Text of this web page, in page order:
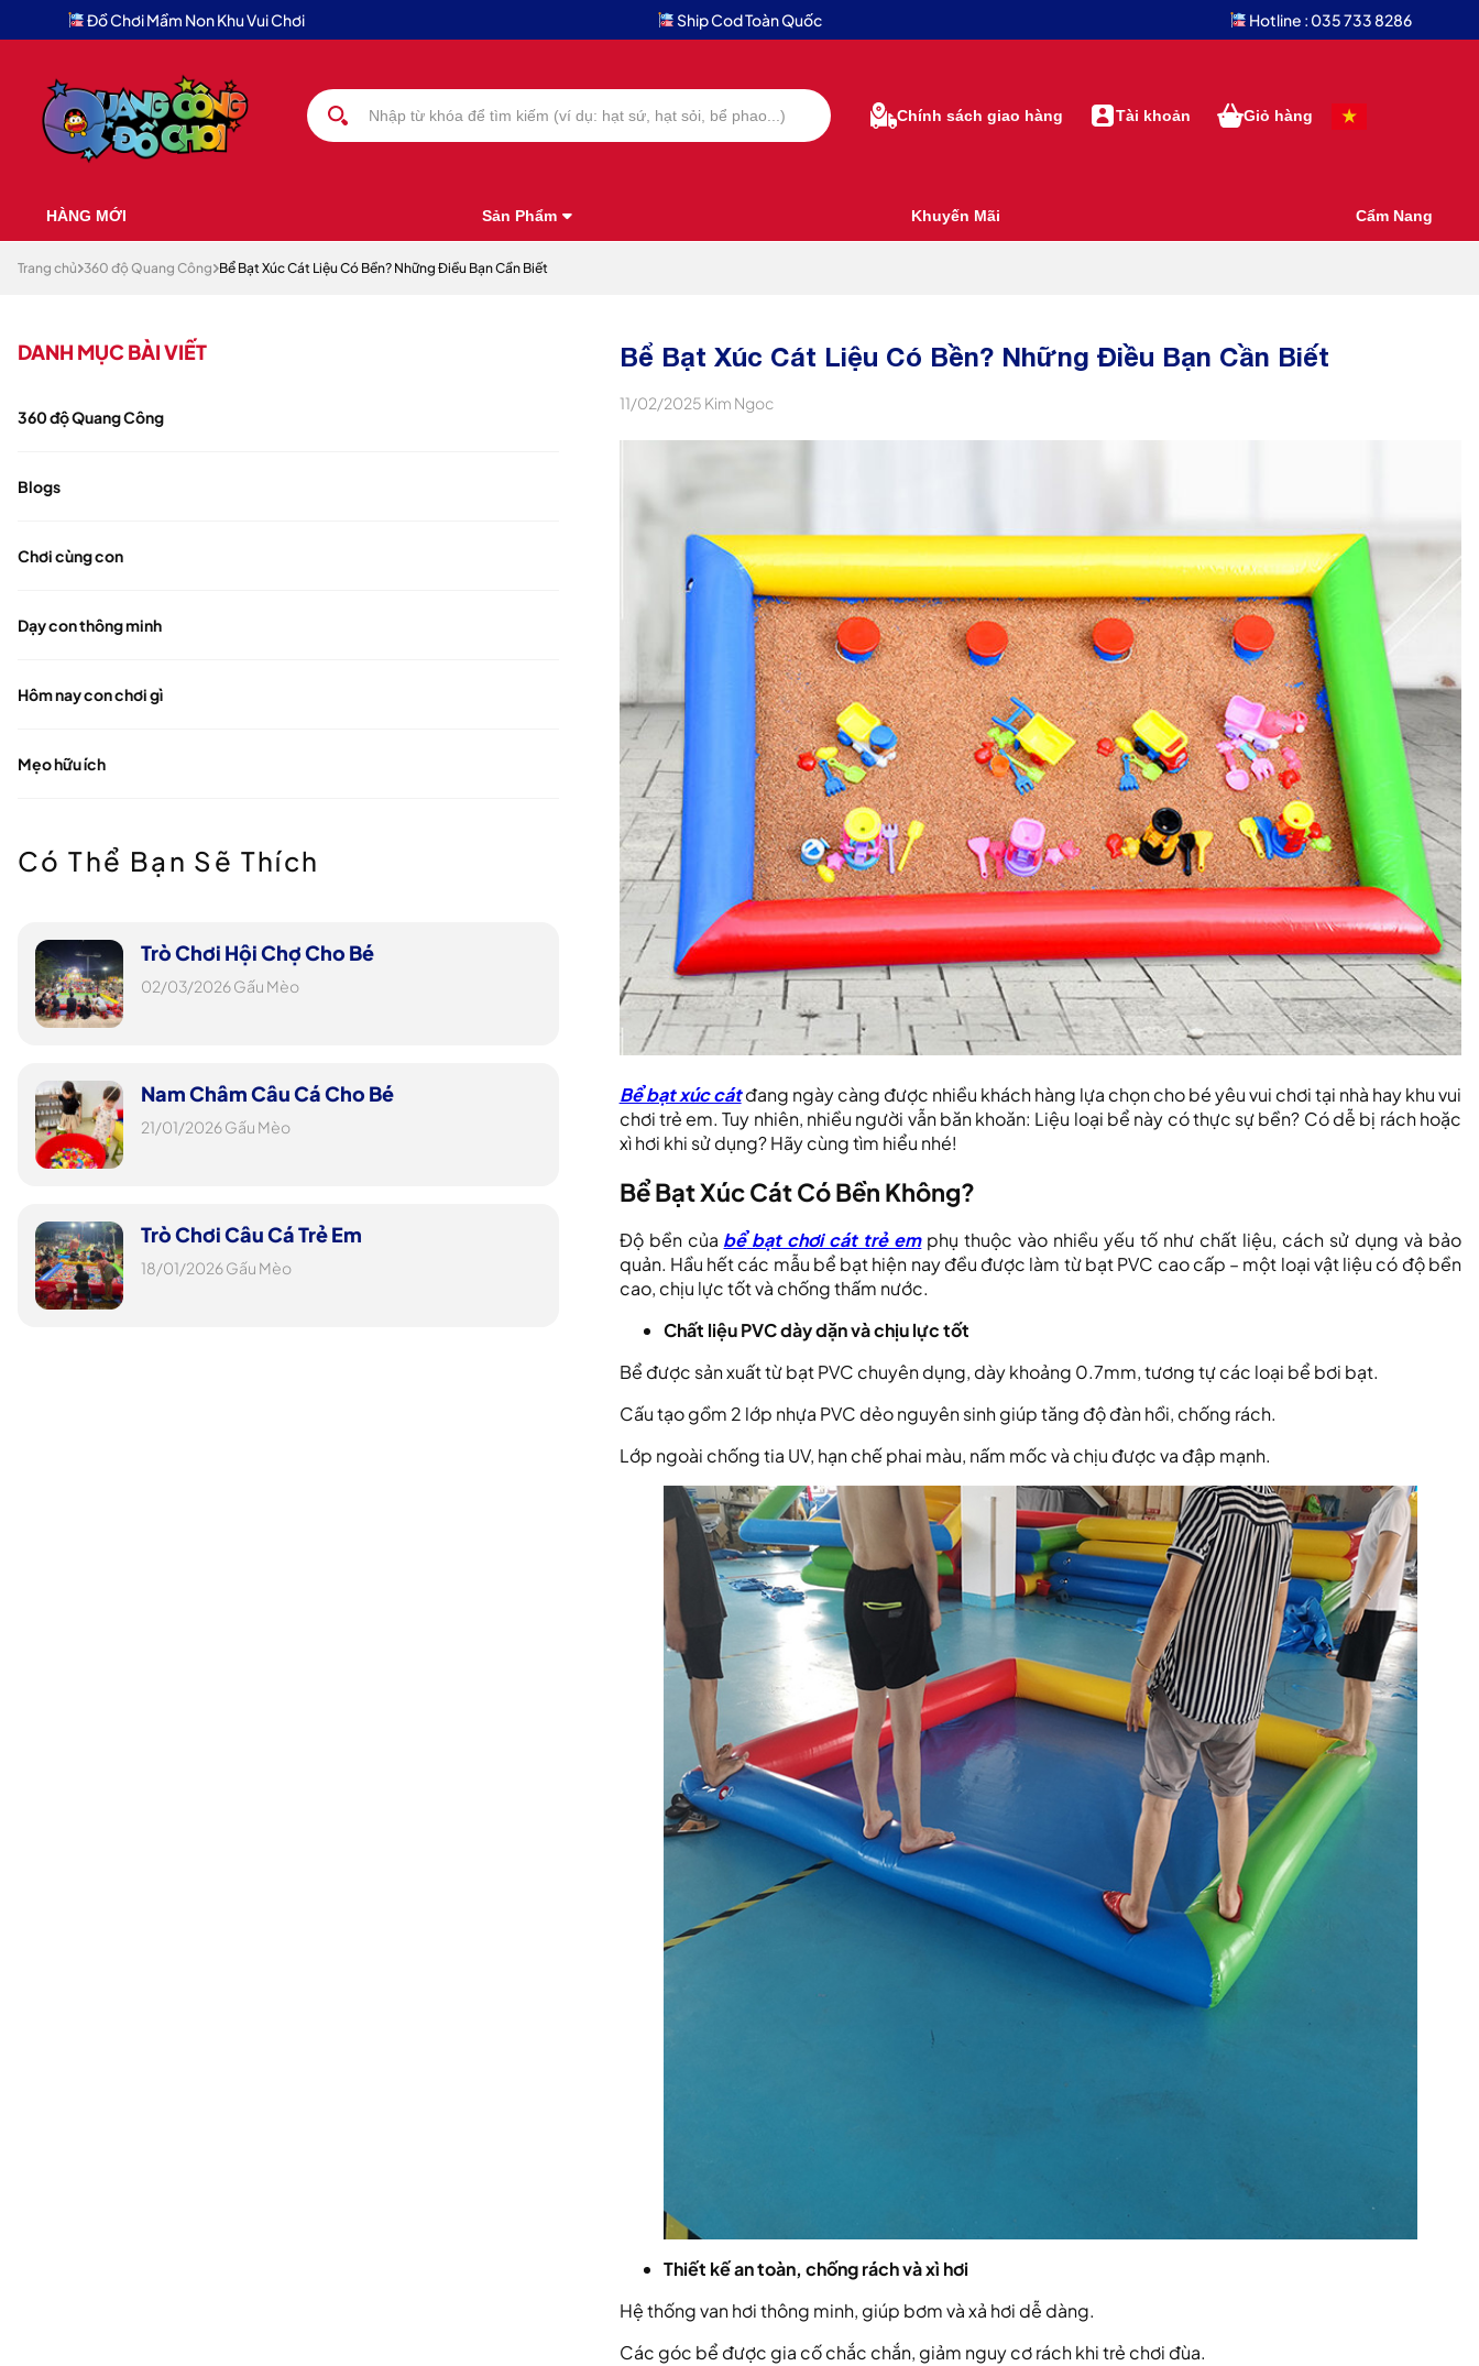
Đồ Chơi Mầm Non Khu Vui Chơi Ship Cod Toàn Quốc Hotline : 035 733 8286
Chính sách giao hàng Tài khoản Giỏ hàng
HÀNG MỚI Sản Phẩm Khuyến Mãi Cẩm Nang
Trang chủ 360 độ Quang Công Bể Bạt Xúc Cát Liệu Có Bền? Những Điều Bạn Cần Biết
DANH MỤC BÀI VIẾT
360 độ Quang Công
Blogs
Chơi cùng con
Dạy con thông minh
Hôm nay con chơi gì
Mẹo hữu ích
Có Thể Bạn Sẽ Thích
Trò Chơi Hội Chợ Cho Bé
02/03/2026Gấu Mèo
Nam Châm Câu Cá Cho Bé
21/01/2026Gấu Mèo
Trò Chơi Câu Cá Trẻ Em
18/01/2026Gấu Mèo
Bể Bạt Xúc Cát Liệu Có Bền? Những Điều Bạn Cần Biết
11/02/2025 Kim Ngoc
Bể bạt xúc cátđang ngày càng được nhiều khách hàng lựa chọn cho bé yêu vui chơi tại nhà hay khu vui
chơi trẻ em. Tuy nhiên, nhiều người vẫn băn khoăn: Liệu loại bể này có thực sự bền? Có dễ bị rách hoặc
xì hơi khi sử dụng? Hãy cùng tìm hiểu nhé!
Bể Bạt Xúc Cát Có Bền Không?
Độ bền của bểbạt chơi cát trẻ em phụ thuộc vào nhiều yếu tố như chất liệu, cách sử dụng và bảo
quản. Hầu hết các mẫu bể bạt hiện nay đều được làm từ bạt PVC cao cấp – một loại vật liệu có độ bền
cao, chịu lực tốt và chống thấm nước.
Chất liệu PVC dày dặn và chịu lực tốt
Bể được sản xuất từ bạt PVC chuyên dụng, dày khoảng 0.7mm, tương tự các loại bể bơi bạt.
Cấu tạo gồm 2 lớp nhựa PVC dẻo nguyên sinh giúp tăng độ đàn hồi, chống rách.
Lớp ngoài chống tia UV, hạn chế phai màu, nấm mốc và chịu được va đập mạnh.
Thiết kế an toàn, chống rách và xì hơi
Hệ thống van hơi thông minh, giúp bơm và xả hơi dễ dàng.
Các góc bể được gia cố chắc chắn, giảm nguy cơ rách khi trẻ chơi đùa.